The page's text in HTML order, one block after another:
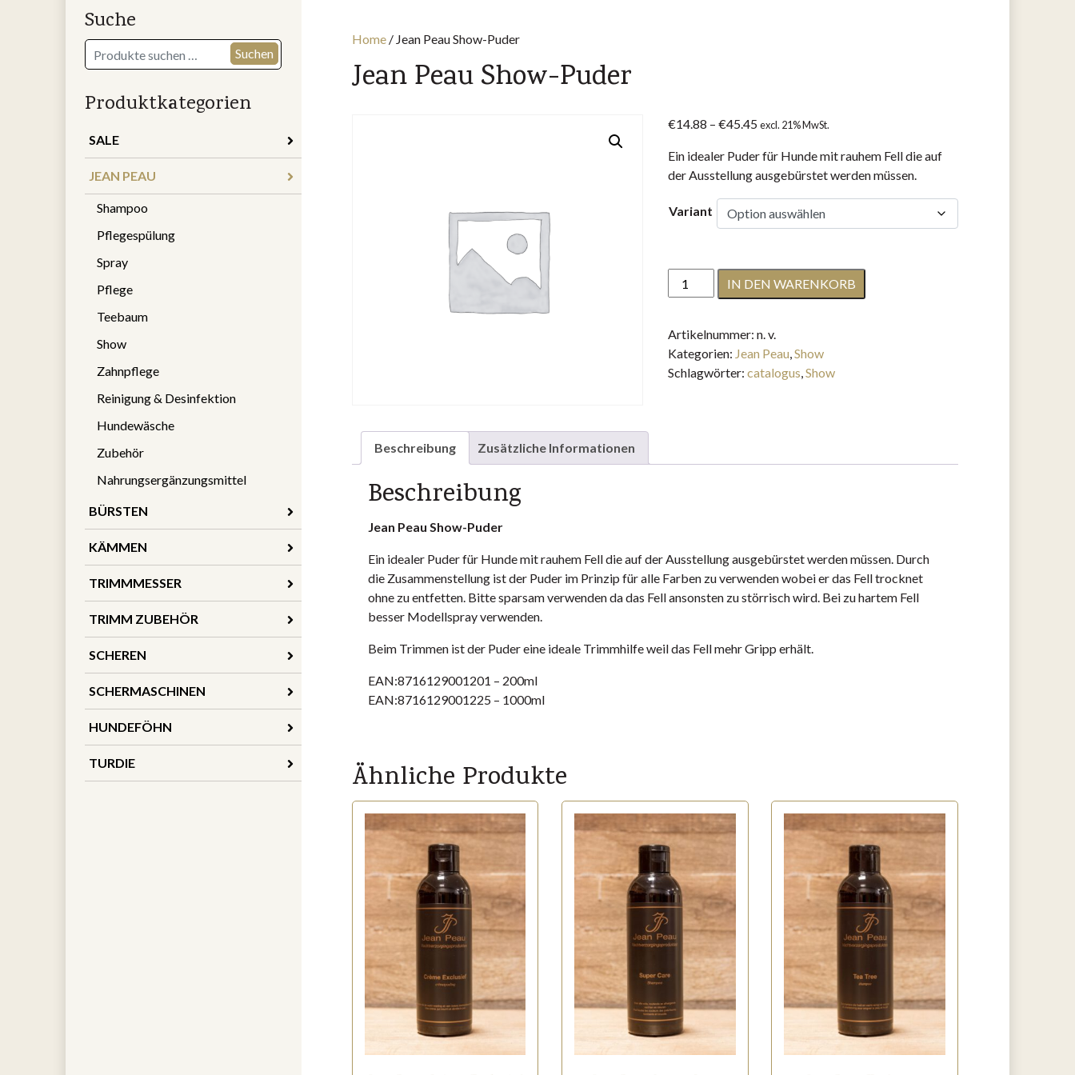
Suche
Suchen
nach:
Suchen
Produktkategorien
SALE
JEAN PEAU
Shampoo
Pflegespülung
Spray
Pflege
Teebaum
Show
Zahnpflege
Reinigung & Desinfektion
Hundewäsche
Zubehör
Nahrungsergänzungsmittel
BÜRSTEN
KÄMMEN
TRIMMMESSER
TRIMM ZUBEHÖR
SCHEREN
SCHERMASCHINEN
HUNDEFÖHN
TURDIE
Home / Jean Peau Show-Puder
Jean Peau Show-Puder
€14.88 – €45.45Preisspanne:
bis
€45.45
excl. 21% MwSt.
Ein idealer Puder für Hunde mit rauhem Fell die auf
der Ausstellung ausgebürstet werden müssen.
Variant
Jean
Peau
Puder
Menge
IN DEN WARENKORB
Artikelnummer: n. v.
Kategorien: Jean Peau,Show
Schlagwörter: catalogus,Show
Beschreibung Zusätzliche Informationen
Beschreibung
Jean Peau Show-Puder
Ein idealer Puder für Hunde mit rauhem Fell die auf der Ausstellung ausgebürstet werden müssen. Durch
die Zusammenstellung ist der Puder im Prinzip für alle Farben zu verwenden wobei er das Fell trocknet
ohne zu entfetten. Bitte sparsam verwenden da das Fell ansonsten zu störrisch wird. Bei zu hartem Fell
besser Modellspray verwenden.
Beim Trimmen ist der Puder eine ideale Trimmhilfe weil das Fell mehr Gripp erhält.
EAN:8716129001201 – 200ml
EAN:8716129001225 – 1000ml
Ähnliche Produkte